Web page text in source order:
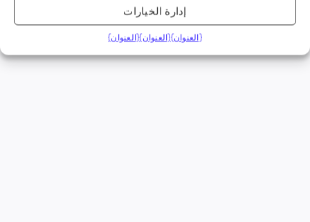
إدارة الخيارات
{العنوان}{العنوان}{العنوان}